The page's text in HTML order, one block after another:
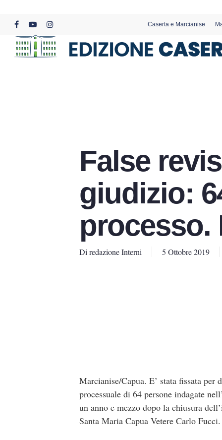
content
facebookyoutubeinstagram
Caserta e Marcianise
False
giudizio:
processo.
Di redazione Interni 5 Ottobre 2019
Marcianise/Capua. E’ stata fissata
processuale di 64 persone indagate
un anno e mezzo dopo la chiusura
Santa Maria Capua Vetere Carlo Fucci.